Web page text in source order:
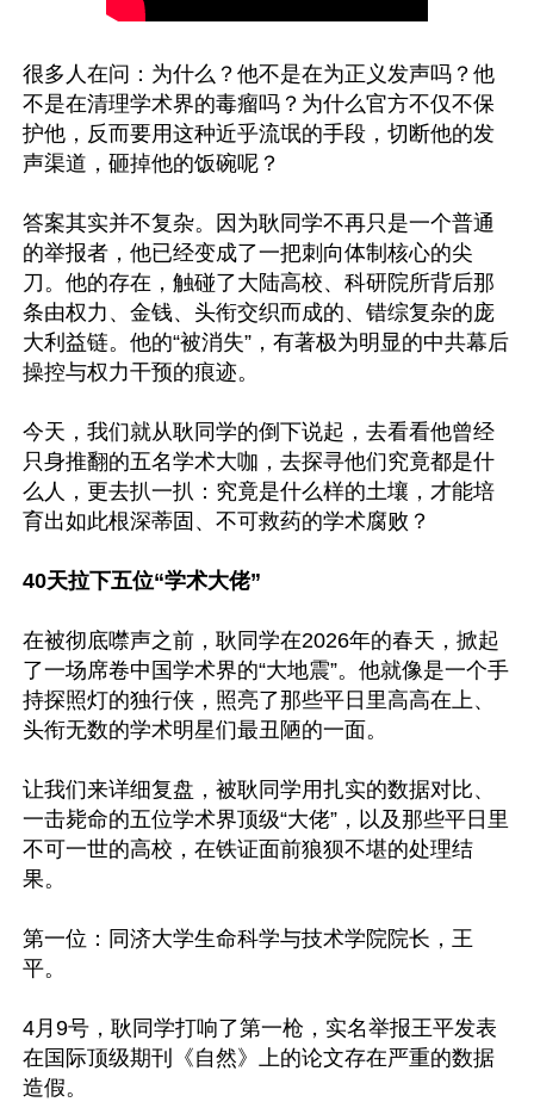
很多人在问：为什么？他不是在为正义发声吗？他
不是在清理学术界的毒瘤吗？为什么官方不仅不保
护他，反而要用这种近乎流氓的手段，切断他的发
声渠道，砸掉他的饭碗呢？
答案其实并不复杂。因为耿同学不再只是一个普通
的举报者，他已经变成了一把刺向体制核心的尖
刀。他的存在，触碰了大陆高校、科研院所背后那
条由权力、金钱、头衔交织而成的、错综复杂的庞
大利益链。他的“被消失”，有著极为明显的中共幕后
操控与权力干预的痕迹。
今天，我们就从耿同学的倒下说起，去看看他曾经
只身推翻的五名学术大咖，去探寻他们究竟都是什
么人，更去扒一扒：究竟是什么样的土壤，才能培
育出如此根深蒂固、不可救药的学术腐败？
40天拉下五位“学术大佬”
在被彻底噤声之前，耿同学在2026年的春天，掀起
了一场席卷中国学术界的“大地震”。他就像是一个手
持探照灯的独行侠，照亮了那些平日里高高在上、
头衔无数的学术明星们最丑陋的一面。
让我们来详细复盘，被耿同学用扎实的数据对比、
一击毙命的五位学术界顶级“大佬”，以及那些平日里
不可一世的高校，在铁证面前狼狈不堪的处理结
果。
第一位：同济大学生命科学与技术学院院长，王
平。
4月9号，耿同学打响了第一枪，实名举报王平发表
在国际顶级期刊《自然》上的论文存在严重的数据
造假。